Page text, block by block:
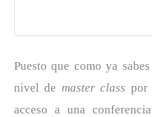
Puesto que como ya
nivel de master class por
acceso a una